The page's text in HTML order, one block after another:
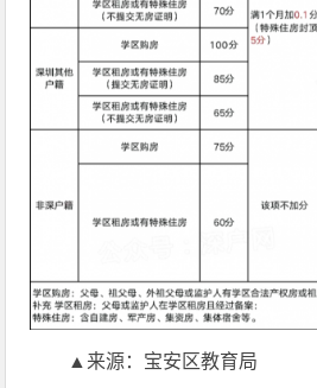
▲来源：宝安区教育局